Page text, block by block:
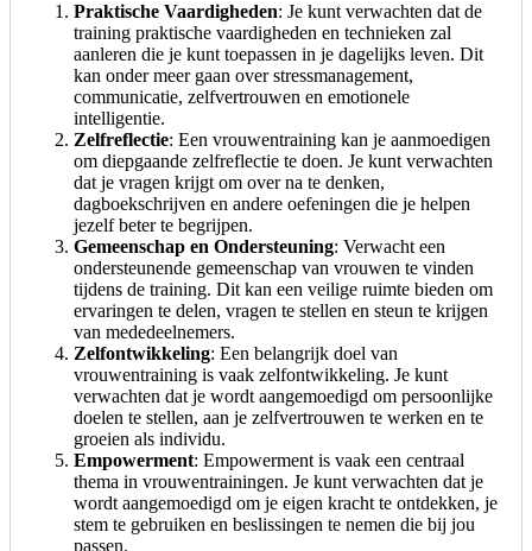
Praktische Vaardigheden: Je kunt verwachten dat de
training praktische vaardigheden en technieken zal
aanleren die je kunt toepassen in je dagelijks leven. Dit
kan onder meer gaan over stressmanagement,
communicatie, zelfvertrouwen en emotionele
intelligentie.
Zelfreflectie: Een vrouwentraining kan je aanmoedigen
om diepgaande zelfreflectie te doen. Je kunt verwachten
dat je vragen krijgt om over na te denken,
dagboekschrijven en andere oefeningen die je helpen
jezelf beter te begrijpen.
Gemeenschap en Ondersteuning: Verwacht een
ondersteunende gemeenschap van vrouwen te vinden
tijdens de training. Dit kan een veilige ruimte bieden om
ervaringen te delen, vragen te stellen en steun te krijgen
van mededeelnemers.
Zelfontwikkeling: Een belangrijk doel van
vrouwentraining is vaak zelfontwikkeling. Je kunt
verwachten dat je wordt aangemoedigd om persoonlijke
doelen te stellen, aan je zelfvertrouwen te werken en te
groeien als individu.
Empowerment: Empowerment is vaak een centraal
thema in vrouwentrainingen. Je kunt verwachten dat je
wordt aangemoedigd om je eigen kracht te ontdekken, je
stem te gebruiken en beslissingen te nemen die bij jou
passen.